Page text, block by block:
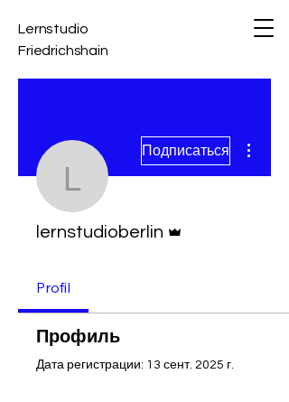
Lernstudio
Friedrichshain
lernstudioberlin
Подписаться
lernstudioberlin
Profil
Профиль
Дата регистрации: 13 сент. 2025 г.